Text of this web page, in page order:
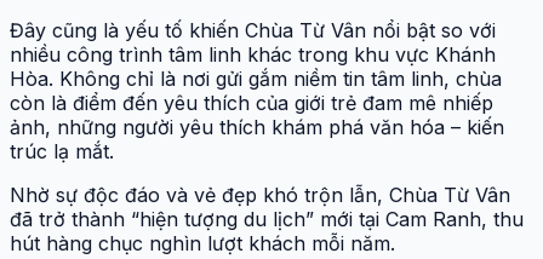
Đây cũng là yếu tố khiến Chùa Từ Vân nổi bật so với
nhiều công trình tâm linh khác trong khu vực Khánh
Hòa. Không chỉ là nơi gửi gắm niềm tin tâm linh, chùa
còn là điểm đến yêu thích của giới trẻ đam mê nhiếp
ảnh, những người yêu thích khám phá văn hóa – kiến
trúc lạ mắt.
Nhờ sự độc đáo và vẻ đẹp khó trộn lẫn, Chùa Từ Vân
đã trở thành “hiện tượng du lịch” mới tại Cam Ranh, thu
hút hàng chục nghìn lượt khách mỗi năm.